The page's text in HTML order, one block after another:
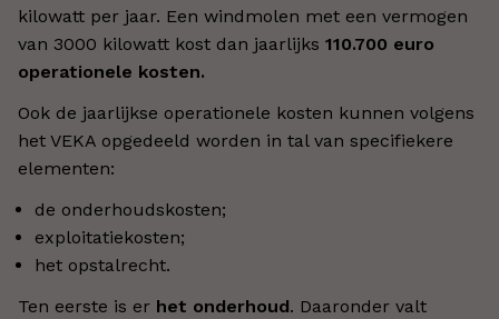
kilowatt per jaar. Een windmolen met een vermogen
van 3000 kilowatt kost dan jaarlijks 110.700 euro
operationele kosten.
Ook de jaarlijkse operationele kosten kunnen volgens
het VEKA opgedeeld worden in tal van specifiekere
elementen:
de onderhoudskosten;
exploitatiekosten;
het opstalrecht.
Ten eerste is er het onderhoud. Daaronder valt